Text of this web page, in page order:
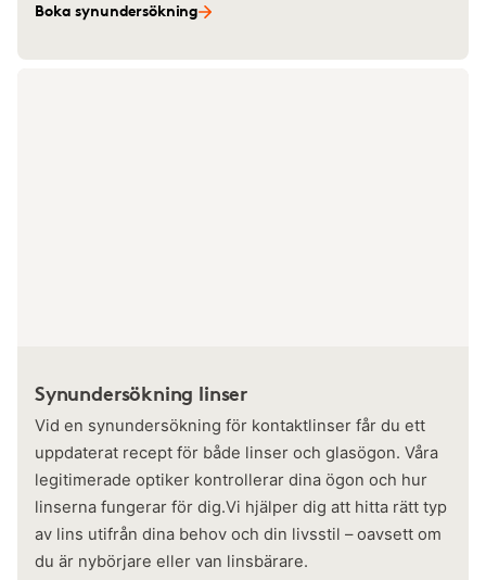
Boka synundersökning
Synundersökning linser
Vid en synundersökning för kontaktlinser får du ett
uppdaterat recept för både linser och glasögon. Våra
legitimerade optiker kontrollerar dina ögon och hur
linserna fungerar för dig.Vi hjälper dig att hitta rätt typ
av lins utifrån dina behov och din livsstil – oavsett om
du är nybörjare eller van linsbärare.